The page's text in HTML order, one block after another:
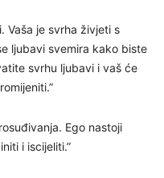
Vaša je svrha živjeti s
ljubavi svemira kako biste
svrhu ljubavi i vaš će
Ego nastoji
i iscijeliti.”